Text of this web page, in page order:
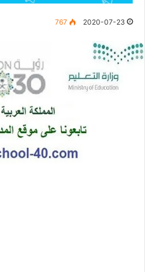
2020-07-23
767